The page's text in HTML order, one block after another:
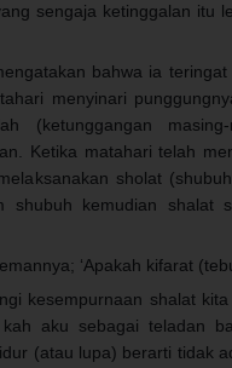
sengaja ketinggalan itu
bahwa ia
menyinari
(ketunggangan
Ketika matahari telah
sholat
shubuh kemudian shalat
‘Apakah kifarat
kesempurnaan shalat
aku sebagai teladan
(atau lupa) berarti tidak